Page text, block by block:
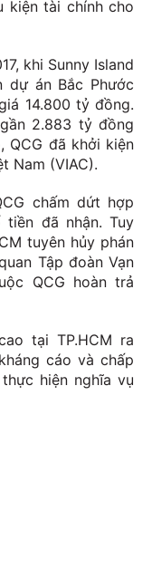
kiện tài chính cho
khi Sunny Island
dự án Bắc Phước
14.800 tỷ đồng.
2.883 tỷ đồng
QCG đã khởi kiện
Nam (VIAC).
chấm dứt hợp
đã nhận. Tuy
tuyên hủy phán
Tập đoàn Vạn
QCG hoàn trả
tại TP.HCM ra
cáo và chấp
hiện nghĩa vụ